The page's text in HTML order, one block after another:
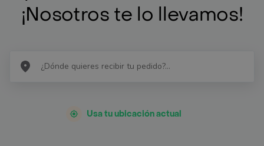
¡Nosotros te lo llevamos!
Usa tu ubicación actual